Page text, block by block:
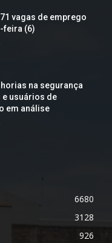
vagas de emprego
feira (6)
na segurança
usuários de
em análise
6680
3128
926